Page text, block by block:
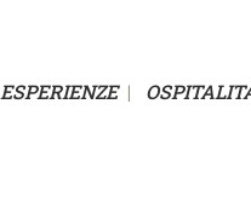
ESPERIENZE